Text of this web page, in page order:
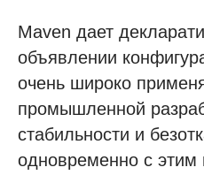
Maven дает
объявлении
очень широко
промышленной
стабильности и
одновременно с этим